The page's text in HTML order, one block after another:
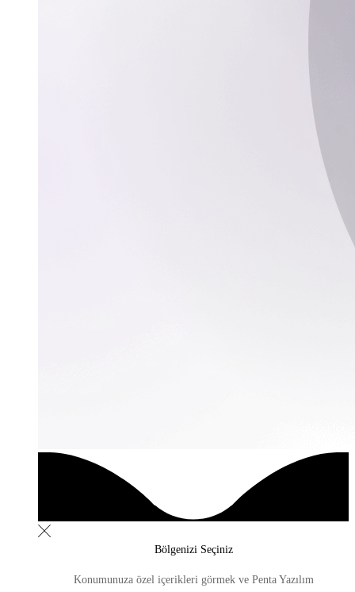
Bölgenizi Seçiniz
Konumunuza özel içerikleri görmek ve Penta Yazılım